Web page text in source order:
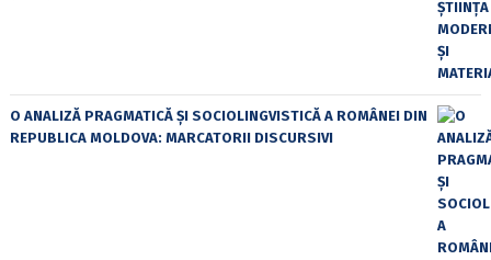
O ANALIZĂ PRAGMATICĂ ȘI SOCIOLINGVISTICĂ A ROMÂNEI DIN
REPUBLICA MOLDOVA: MARCATORII DISCURSIVI